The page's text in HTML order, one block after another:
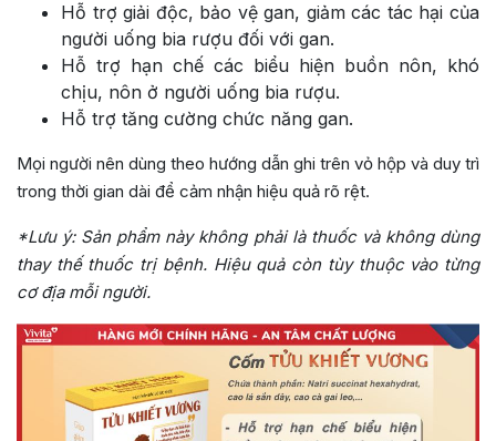
Hỗ trợ giải độc, bảo vệ gan, giảm các tác hại của
người uống bia rượu đối với gan.
Hỗ trợ hạn chế các biểu hiện buồn nôn, khó
chịu, nôn ở người uống bia rượu.
Hỗ trợ tăng cường chức năng gan.
Mọi người nên dùng theo hướng dẫn ghi trên vỏ hộp và duy trì
trong thời gian dài để cảm nhận hiệu quả rõ rệt.
*Lưu ý: Sản phẩm này không phải là thuốc và không dùng
thay thế thuốc trị bệnh. Hiệu quả còn tùy thuộc vào từng
cơ địa mỗi người.